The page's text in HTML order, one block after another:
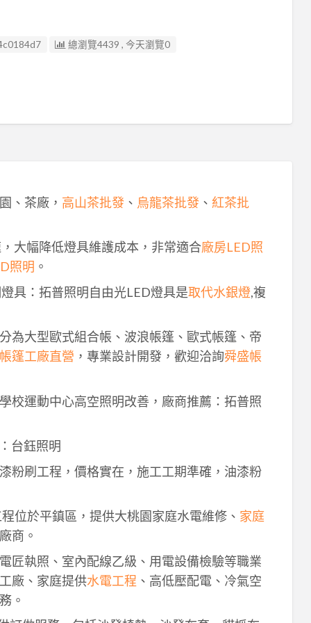
總瀏覽4439 , 今天瀏覽0
、茶廠， 高山茶批發、 烏龍茶批發、 紅茶批
大幅降低燈具維護成本，非常適合廠房LED照
照明 。
具：拓普照明自由光LED燈具是取代水銀燈,複
為大型歐式組合帳、波浪帳篷、歐式帳篷、帝
篷工廠直營 ，專業設計開發，歡迎洽詢舜盛帳
校運動中心高空照明改善，廠商推薦：拓普照
台鈺照明
粉刷工程，價格實在，施工工期準確，油漆粉
位於平鎮區，提供大桃園家庭水電維修、 家庭
商。
匠執照、室內配線乙級、用電設備檢驗等職業
廠、家庭提供水電工程 、高低壓配電、冷氣空
。